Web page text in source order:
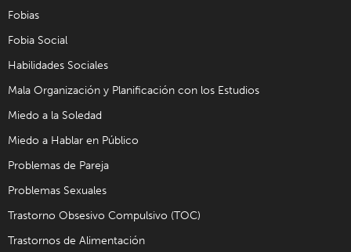
Fobias
Fobia Social
Habilidades Sociales
Mala Organización y Planificación con los Estudios
Miedo a la Soledad
Miedo a Hablar en Público
Problemas de Pareja
Problemas Sexuales
Trastorno Obsesivo Compulsivo (TOC)
Trastornos de Alimentación